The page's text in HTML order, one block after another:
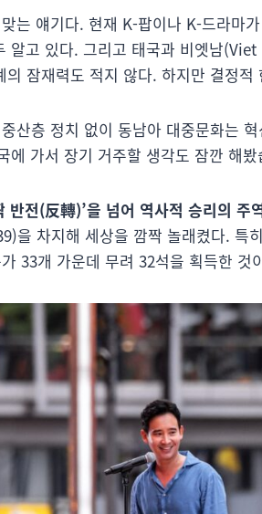
는 얘기다. 현재 K-팝이나 K-드라마
알고 있다. 그리고 태국과 비엣남
의 잠재력도 적지 않다. 하지만 결정
산층 정치 없이 동남아 대중문화는
에 가서 장기 거주할 생각도 잠깐 해봤
반전(反轉)’을 넘어 역사적 승리의 주
을 차지해 세상을 깜짝 놀래켰다. 특
33개 가운데 무려 32석을 획득한 것